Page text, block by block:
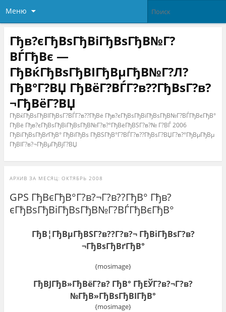
Меню
Гђв?єГђВѕГђВіГђВѕГђВ№Г?
ВЃГђВє —
ГђВќГђВѕГђВІГђВµГђВ№Г?Л?
ГђВ°Г?ВЏ ГђВёГ?ВЃГ?в??ГђВѕГ?в?
¬ГђВёГ?ВЏ
ГђВќГђВѕГђВІГђВѕГ?ВЃГ?в??ГђВё Гђв?єГђВѕГђВіГђВѕГђВ№Г?ВЃГђВєГђВ°
ГђВё Гђв?єГђВѕГђВіГђВѕГђВ№Г?в?°ГђВёГђВЅГ?в?№ Г?ВЃ 2006
ГђВіГђВѕГђВґГђВ° ГђВїГђВѕ ГђВЅГђВ°Г?ВЃГ?в??ГђВѕГ?ВЏГ?в?°ГђВµГђВµ
ГђВІГ?в?¬ГђВµГђВјГ?ВЏ
АРХИВ ЗА МЕСЯЦ: ОКТЯБРЬ 2008
GPS ГђВєГђВ°Г?в?¬Г?в??ГђВ° Гђв?
єГђВѕГђВіГђВѕГђВ№Г?ВЃГђВєГђВ°
ГђВ¦ГђВµГђВЅГ?в??Г?в?¬ ГђВіГђВѕГ?в?
¬ГђВѕГђВґГђВ°
{mosimage}
ГђВЈГђВ»ГђВёГ?в? ГђВ° ГђЕЎГ?в?¬Г?в?
№ГђВ»ГђВѕГђВІГђВ°
{mosimage}